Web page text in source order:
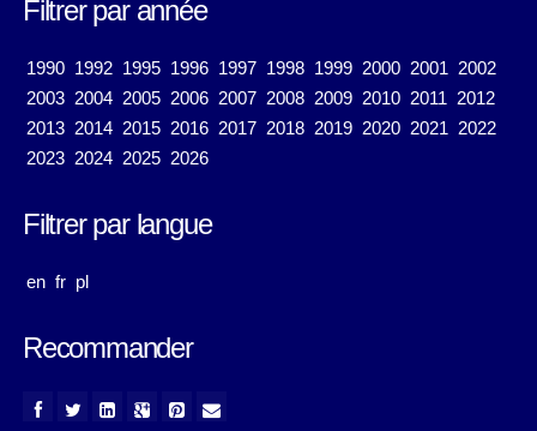
Filtrer par année
1990 1992 1995 1996 1997 1998 1999 2000 2001 2002
2003 2004 2005 2006 2007 2008 2009 2010 2011 2012
2013 2014 2015 2016 2017 2018 2019 2020 2021 2022
2023 2024 2025 2026
Filtrer par langue
en fr pl
Recommander